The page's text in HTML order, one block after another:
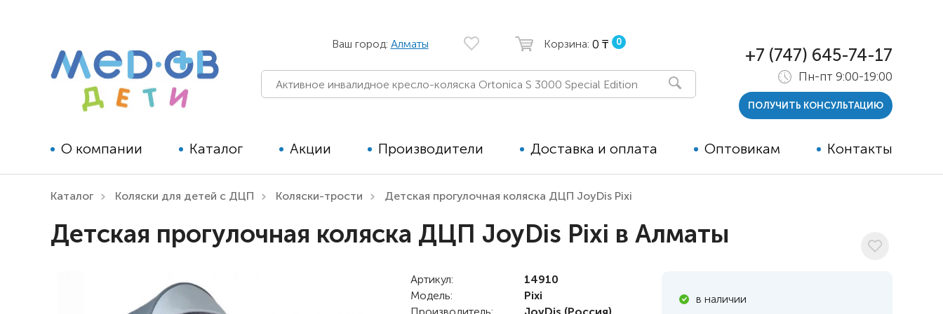
Ваш город: Алматы Корзина: 0 ₸ 0
О компании Каталог
реабилитации для детей
реабилитации для взрослых
Коляски для детей с ДЦП
Детские вертикализаторы
Тренажёры
Акции Производители Доставка и оплата Оптовикам Контакты
+7 (747) 645-74-17
Пн-пт 9:00-19:00
ПОЛУЧИТЬ КОНСУЛЬТАЦИЮ
Каталог Коляски для детей с ДЦП Коляски-трости Детская прогулочная коляска ДЦП JoyDis Pixi
Детская прогулочная коляска ДЦП JoyDis Pixi в Алматы
Артикул:
14910
Модель:
Pixi
в наличии